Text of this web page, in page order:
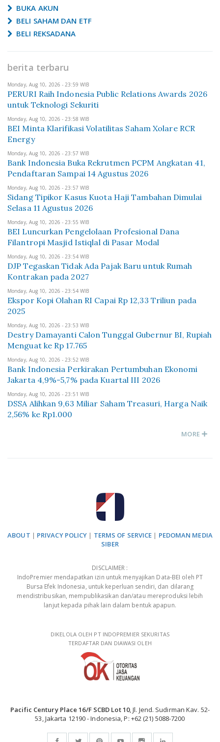
BUKA AKUN
BELI SAHAM DAN ETF
BELI REKSADANA
berita terbaru
Monday, Aug 10, 2026 - 23:59 WIB
PERURI Raih Indonesia Public Relations Awards 2026
untuk Teknologi Sekuriti
Monday, Aug 10, 2026 - 23:58 WIB
BEI Minta Klarifikasi Volatilitas Saham Xolare RCR
Energy
Monday, Aug 10, 2026 - 23:57 WIB
Bank Indonesia Buka Rekrutmen PCPM Angkatan 41,
Pendaftaran Sampai 14 Agustus 2026
Monday, Aug 10, 2026 - 23:57 WIB
Sidang Tipikor Kasus Kuota Haji Tambahan Dimulai
Selasa 11 Agustus 2026
Monday, Aug 10, 2026 - 23:55 WIB
BEI Luncurkan Pengelolaan Profesional Dana
Filantropi Masjid Istiqlal di Pasar Modal
Monday, Aug 10, 2026 - 23:54 WIB
DJP Tegaskan Tidak Ada Pajak Baru untuk Rumah
Kontrakan pada 2027
Monday, Aug 10, 2026 - 23:54 WIB
Ekspor Kopi Olahan RI Capai Rp 12,33 Triliun pada
2025
Monday, Aug 10, 2026 - 23:53 WIB
Destry Damayanti Calon Tunggal Gubernur BI, Rupiah
Menguat ke Rp 17.765
Monday, Aug 10, 2026 - 23:52 WIB
Bank Indonesia Perkirakan Pertumbuhan Ekonomi
Jakarta 4,9%-5,7% pada Kuartal III 2026
Monday, Aug 10, 2026 - 23:51 WIB
DSSA Alihkan 9,63 Miliar Saham Treasuri, Harga Naik
2,56% ke Rp1.000
MORE
ABOUT | PRIVACY POLICY | TERMS OF SERVICE | PEDOMAN MEDIA
SIBER
DISCLAIMER :
IndoPremier mendapatkan izin untuk menyajikan Data-BEI oleh PT
Bursa Efek Indonesia, untuk keperluan sendiri, dan dilarang
mendistribusikan, mempublikasikan dan/atau mereproduksi lebih
lanjut kepada pihak lain dalam bentuk apapun.
DIKELOLA OLEH PT INDOPREMIER SEKURITAS
TERDAFTAR DAN DIAWASI OLEH
Pacific Century Place 16/F SCBD Lot 10, Jl. Jend. Sudirman Kav. 52-
53, Jakarta 12190 - Indonesia, P: +62 (21) 5088-7200